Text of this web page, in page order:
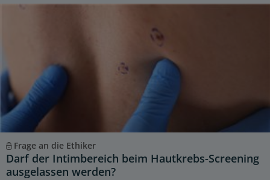
Frage an die Ethiker
Darf der Intimbereich beim Hautkrebs-Screening
ausgelassen werden?